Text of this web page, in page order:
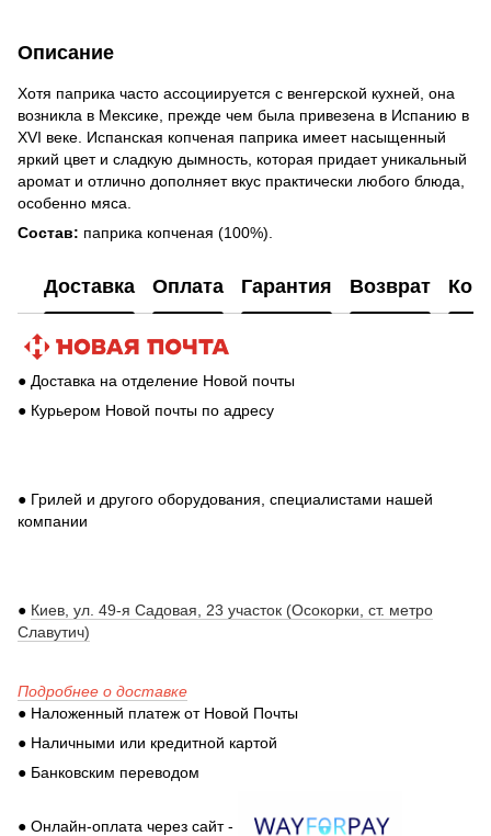
Описание
Хотя паприка часто ассоциируется с венгерской кухней, она
возникла в Мексике, прежде чем была привезена в Испанию в
XVI веке. Испанская копченая паприка имеет насыщенный
яркий цвет и сладкую дымность, которая придает уникальный
аромат и отлично дополняет вкус практически любого блюда,
особенно мяса.
Состав: паприка копченая (100%).
Доставка Оплата Гарантия Возврат
● Доставка на отделение Новой почты
● Курьером Новой почты по адресу
● Грилей и другого оборудования, специалистами нашей
компании
● Киев, ул. 49-я Садовая, 23 участок (Осокорки, ст. метро
Славутич)
Подробнее о доставке
● Наложенный платеж от Новой Почты
● Наличными или кредитной картой
● Банковским переводом
● Онлайн-оплата через сайт -